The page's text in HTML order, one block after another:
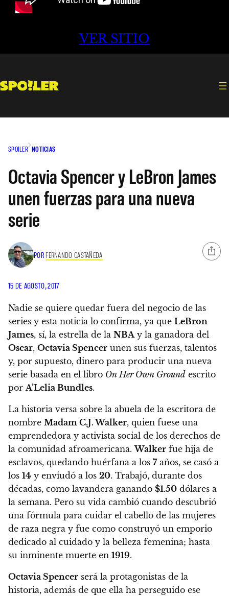
VER SITIO
SPOILER NOTICIAS
Octavia Spencer y LeBron James
unen fuerzas para una nueva
serie
POR FERNANDO CASTAÑEDA
15 DE AGOSTO, 2017
Nadie se quiere quedar fuera del negocio de las
series y esta noticia lo confirma, ya que LeBron
James, sí, la estrella de la NBA y la ganadora del
Oscar, Octavia Spencer unen sus fuerzas, talentos
y, por supuesto, dinero para producir una nueva
serie basada en el libro On Her Own Ground escrito
por A’Lelia Bundles.
La historia versa sobre la abuela de la escritora de
nombre Madam C.J. Walker, quien fuese una
emprendedora y activista social de los derechos de
la comunidad afroamericana. Walker fue hija de
esclavos, quedando huérfana a los 7años, se casó a
los 14 y enviudó a los 20. Trabajó, durante dos
décadas, como lavandera ganando $1.50 dólares a
la semana. Pero su vida cambió cuando descubrió
una fórmula para cuidar el cabello de las mujeres
de raza negra y fue como construyó un emporio
dedicado al cuidado y la belleza femenina; hasta
su inminente muerte en 1919.
Octavia Spencer será la protagonistas de la
historia, además de que ella ha perseguido ese